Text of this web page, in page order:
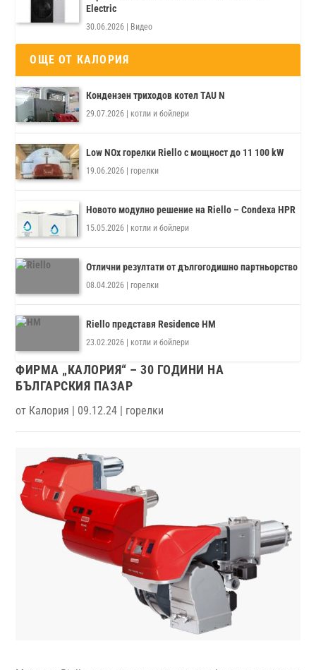
Electric
30.06.2026 | Видео
ОЩЕ ОТ КАЛОРИЯ
Кондензен триходов котел TAU N
29.07.2026 | котли и бойлери
Low NOx горелки Riello с мощност до 11 100 kW
19.06.2026 | горелки
Новото модулно решение на Riello – Condexa HPR
15.05.2026 | котли и бойлери
Отлични резултати от дългогодишно партньорство
08.04.2026 | горелки
Riello представя Residence HM
23.02.2026 | котли и бойлери
ФИРМА „КАЛОРИЯ“ – 30 ГОДИНИ НА
БЪЛГАРСКИЯ ПАЗАР
от Калория | 09.12.24 | горелки